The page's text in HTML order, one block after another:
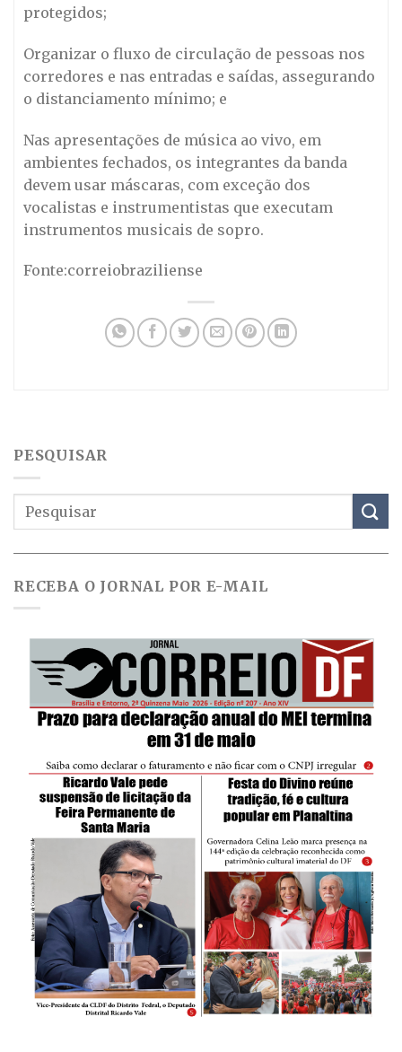
protegidos;
Organizar o fluxo de circulação de pessoas nos
corredores e nas entradas e saídas, assegurando
o distanciamento mínimo; e
Nas apresentações de música ao vivo, em
ambientes fechados, os integrantes da banda
devem usar máscaras, com exceção dos
vocalistas e instrumentistas que executam
instrumentos musicais de sopro.
Fonte:correiobraziliense
PESQUISAR
RECEBA O JORNAL POR E-MAIL